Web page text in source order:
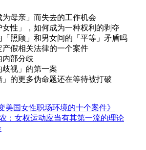
为母亲」而失去的工作机会
女性」，如何成为一种权利的剥夺
「照顾」和男女间的「平等」矛盾吗
产假相关法律的一个案件
内部分歧
歧视」的第一案
」的更多伪命题还在等待被打破
国女性职场环境的十个案件》
：女权运动应当有其第一流的理论